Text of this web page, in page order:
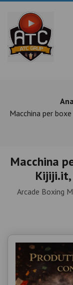
Macchina per
Macchina
Arcade Boxing